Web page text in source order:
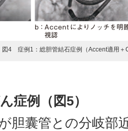
図4 症例1：総胆管結石症例（Accent適用＋
症例（図5）
胆囊管との分岐部